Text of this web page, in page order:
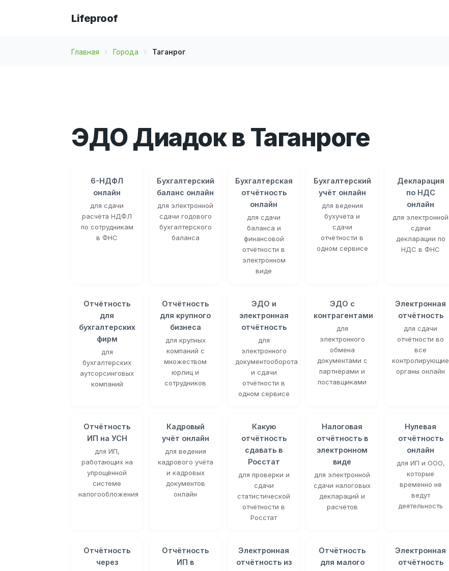
Lifeproof
Главная Города Таганрог
ЭДО Диадок в Таганроге
6-НДФЛ
онлайн
для сдачи
расчёта НДФЛ
по сотрудникам
в ФНС
Бухгалтерский
баланс онлайн
для электронной
сдачи годового
бухгалтерского
баланса
Бухгалтерская
отчётность
онлайн
для сдачи
баланса и
финансовой
отчётности в
электронном
виде
Бухгалтерский
учёт онлайн
для ведения
бухучёта и
сдачи
отчётности в
одном сервисе
Декларация
по НДС
онлайн
для электронной
сдачи
декларации по
НДС в ФНС
Отчётность
для
бухгалтерских
фирм
для
бухгалтерских
аутсорсинговых
компаний
Отчётность
для крупного
бизнеса
для крупных
компаний с
множеством
юрлиц и
сотрудников
ЭДО и
электронная
отчётность
для
электронного
документооборота
и сдачи
отчётности в
одном сервисе
ЭДО с
контрагентами
для
электронного
обмена
документами с
партнёрами и
поставщиками
Электронная
отчётность
для сдачи
отчётности во
все
контролирующие
органы онлайн
Отчётность
ИП на УСН
для ИП,
работающих на
упрощённой
системе
налогообложения
Кадровый
учёт онлайн
для ведения
кадрового учёта
и кадровых
документов
онлайн
Какую
отчётность
сдавать в
Росстат
для проверки и
сдачи
статистической
отчётности в
Росстат
Налоговая
отчётность в
электронном
виде
для электронной
сдачи налоговых
деклараций и
расчётов
Нулевая
отчётность
онлайн
для ИП и ООО,
которые
временно не
ведут
деятельность
Отчётность
через
Отчётность
ИП в
Электронная
отчётность из
Отчётность
для малого
Электронная
отчётность